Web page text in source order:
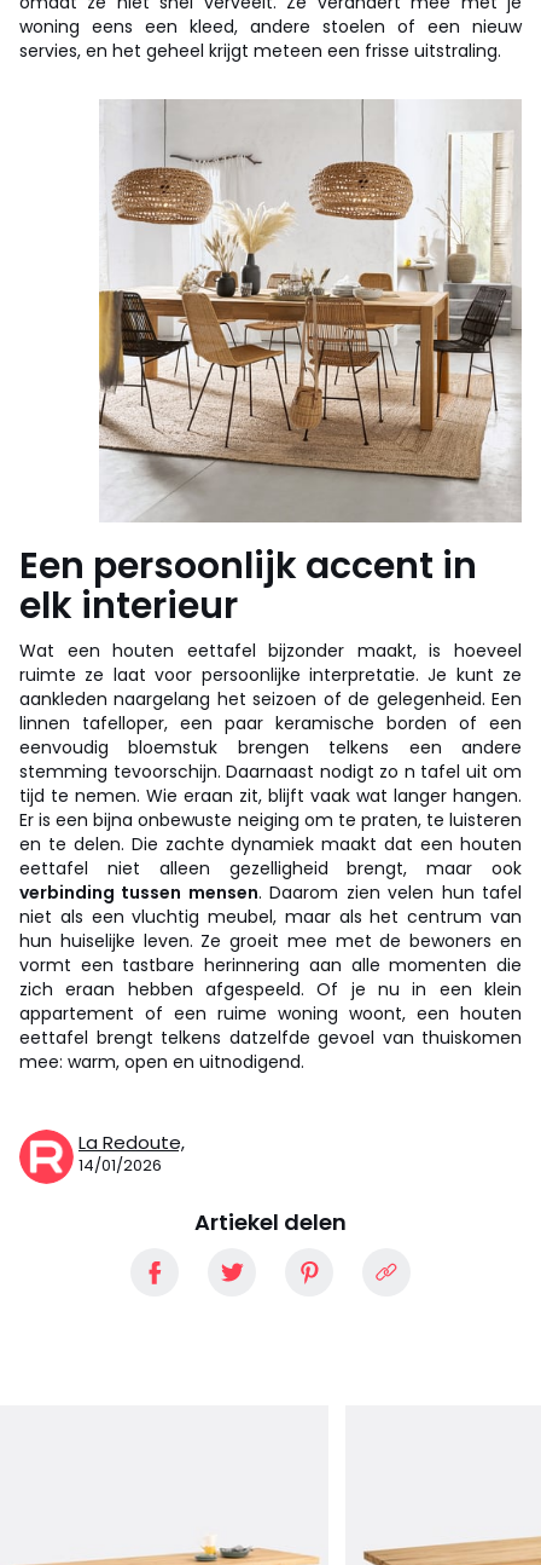
woning eens een kleed, andere stoelen of een nieuw
servies, en het geheel krijgt meteen een frisse uitstraling.
Een persoonlijk accent in
elk interieur
Wat een houten eettafel bijzonder maakt, is hoeveel
ruimte ze laat voor persoonlijke interpretatie. Je kunt ze
aankleden naargelang het seizoen of de gelegenheid. Een
linnen tafelloper, een paar keramische borden of een
eenvoudig bloemstuk brengen telkens een andere
stemming tevoorschijn. Daarnaast nodigt zo n tafel uit om
tijd te nemen. Wie eraan zit, blijft vaak wat langer hangen.
Er is een bijna onbewuste neiging om te praten, te luisteren
en te delen. Die zachte dynamiek maakt dat een houten
eettafel niet alleen gezelligheid brengt, maar ook
verbinding tussen mensen. Daarom zien velen hun tafel
niet als een vluchtig meubel, maar als het centrum van
hun huiselijke leven. Ze groeit mee met de bewoners en
vormt een tastbare herinnering aan alle momenten die
zich eraan hebben afgespeeld. Of je nu in een klein
appartement of een ruime woning woont, een houten
eettafel brengt telkens datzelfde gevoel van thuiskomen
mee: warm, open en uitnodigend.
La Redoute,
14/01/2026
Artiekel delen